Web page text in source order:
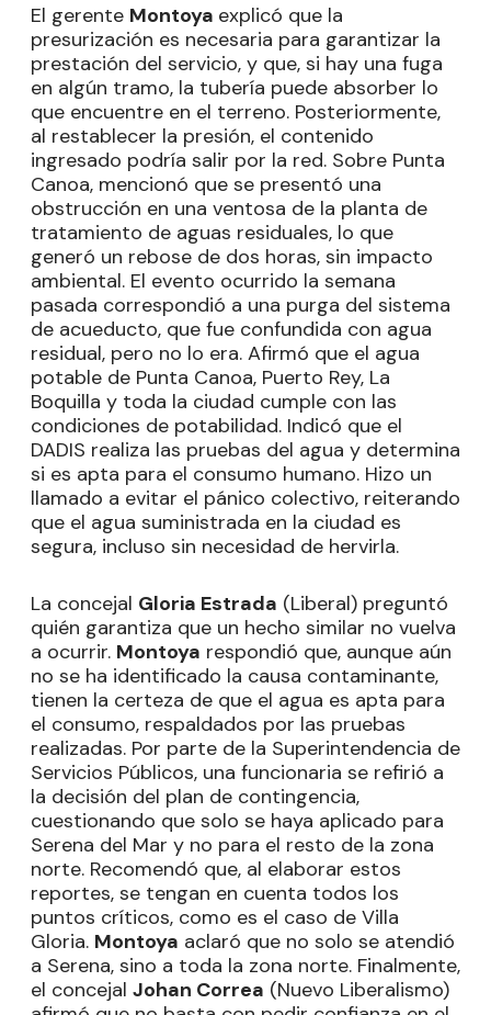
El gerente Montoya explicó que la
presurización es necesaria para garantizar la
prestación del servicio, y que, si hay una fuga
en algún tramo, la tubería puede absorber lo
que encuentre en el terreno. Posteriormente,
al restablecer la presión, el contenido
ingresado podría salir por la red. Sobre Punta
Canoa, mencionó que se presentó una
obstrucción en una ventosa de la planta de
tratamiento de aguas residuales, lo que
generó un rebose de dos horas, sin impacto
ambiental. El evento ocurrido la semana
pasada correspondió a una purga del sistema
de acueducto, que fue confundida con agua
residual, pero no lo era. Afirmó que el agua
potable de Punta Canoa, Puerto Rey, La
Boquilla y toda la ciudad cumple con las
condiciones de potabilidad. Indicó que el
DADIS realiza las pruebas del agua y determina
si es apta para el consumo humano. Hizo un
llamado a evitar el pánico colectivo, reiterando
que el agua suministrada en la ciudad es
segura, incluso sin necesidad de hervirla.
La concejal Gloria Estrada (Liberal) preguntó
quién garantiza que un hecho similar no vuelva
a ocurrir. Montoya respondió que, aunque aún
no se ha identificado la causa contaminante,
tienen la certeza de que el agua es apta para
el consumo, respaldados por las pruebas
realizadas. Por parte de la Superintendencia de
Servicios Públicos, una funcionaria se refirió a
la decisión del plan de contingencia,
cuestionando que solo se haya aplicado para
Serena del Mar y no para el resto de la zona
norte. Recomendó que, al elaborar estos
reportes, se tengan en cuenta todos los
puntos críticos, como es el caso de Villa
Gloria. Montoya aclaró que no solo se atendió
a Serena, sino a toda la zona norte. Finalmente,
el concejal Johan Correa (Nuevo Liberalismo)